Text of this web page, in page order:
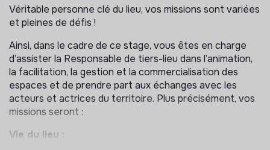
Véritable personne clé du lieu, vos missions sont variées
et pleines de défis !
Ainsi, dans le cadre de ce stage, vous êtes en charge
d’assister la Responsable de tiers-lieu dans l’animation,
la facilitation, la gestion et la commercialisation des
espaces et de prendre part aux échanges avec les
acteurs et actrices du territoire. Plus précisément, vos
missions seront :
Vie du lieu :